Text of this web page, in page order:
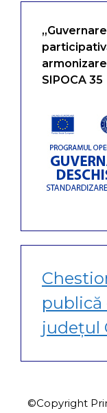
SIPOCA 35
publică
județul
©Copyright